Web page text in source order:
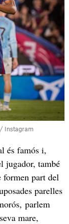
/ Instagram
és famós i,
jugador, també
formen part del
parelles
parlem
mare,